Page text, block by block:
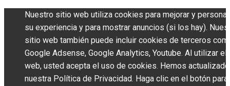
Nuestro sitio web utiliza cookies para mejorar y
su experiencia y para mostrar anuncios (si los hay).
sitio web también puede incluir cookies de terceros
Google Adsense, Google Analytics, Youtube. Al utilizar
web, usted acepta el uso de cookies. Hemos actualizado
nuestra Política de Privacidad. Haga clic en el botón para